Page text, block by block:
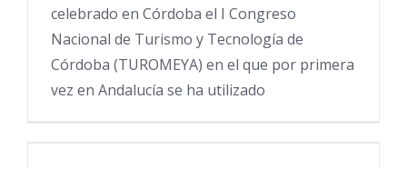
celebrado en Córdoba el I Congreso
Nacional de Turismo y Tecnología de
Córdoba (TUROMEYA) en el que por primera
vez en Andalucía se ha utilizado